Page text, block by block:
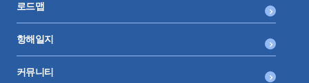
로드맵
항해일지
커뮤니티